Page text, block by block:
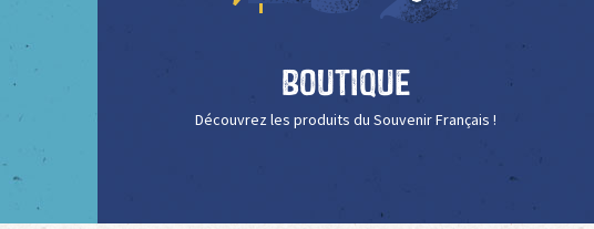
Boutique
Découvrez les produits du Souvenir Français !